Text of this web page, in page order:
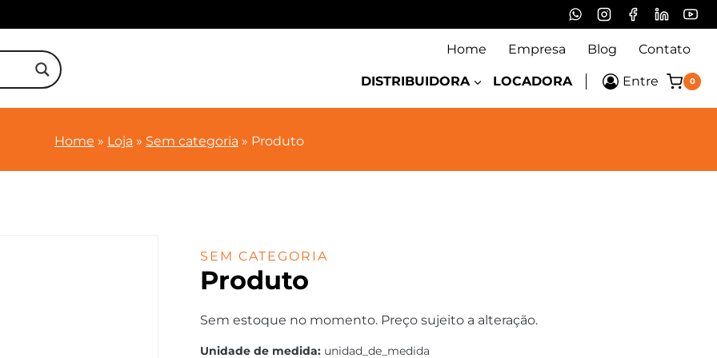
Home Empresa Blog Contato
DISTRIBUIDORA LOCADORA Entre 0
Home » Loja » Sem categoria » Produto
SEM CATEGORIA
Produto
Sem estoque no momento. Preço sujeito a alteração.
Unidade de medida:unidad_de_medida